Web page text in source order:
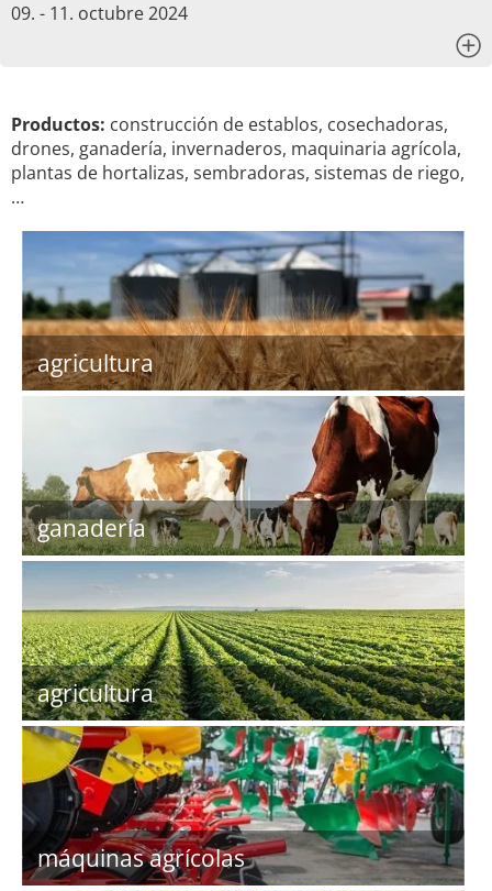
09. - 11. octubre 2024
Productos: construcción de establos, cosechadoras,
drones, ganadería, invernaderos, maquinaria agrícola,
plantas de hortalizas, sembradoras, sistemas de riego,
…
agricultura
ganadería
agricultura
máquinas agrícolas